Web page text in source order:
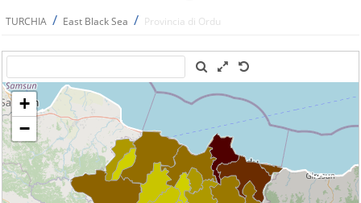
TURCHIA / East Black Sea / Provincia di Ordu